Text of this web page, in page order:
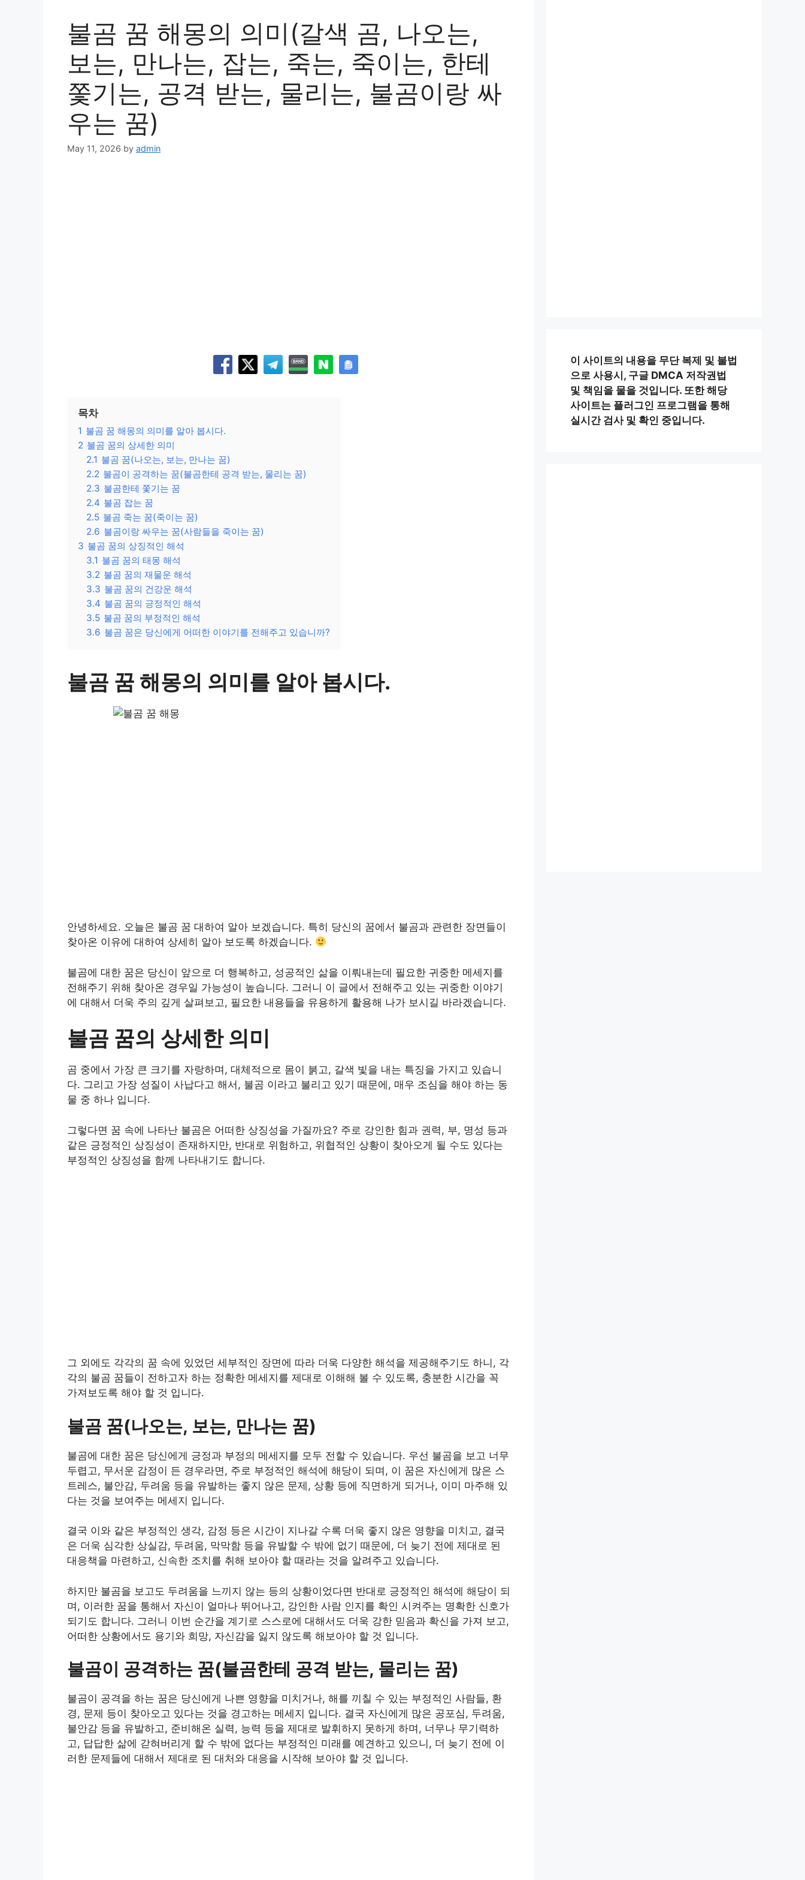
불곰 꿈 해몽의 의미(갈색 곰, 나오는,
보는, 만나는, 잡는, 죽는, 죽이는, 한테
쫓기는, 공격 받는, 물리는, 불곰이랑 싸
우는 꿈)
May 11, 2026 by admin
목차
1 불곰 꿈 해몽의 의미를 알아 봅시다.
2 불곰 꿈의 상세한 의미
2.1 불곰 꿈(나오는, 보는, 만나는 꿈)
2.2 불곰이 공격하는 꿈(불곰한테 공격 받는, 물리는 꿈)
2.3 불곰한테 쫓기는 꿈
2.4 불곰 잡는 꿈
2.5 불곰 죽는 꿈(죽이는 꿈)
2.6 불곰이랑 싸우는 꿈(사람들을 죽이는 꿈)
3 불곰 꿈의 상징적인 해석
3.1 불곰 꿈의 태몽 해석
3.2 불곰 꿈의 재물운 해석
3.3 불곰 꿈의 건강운 해석
3.4 불곰 꿈의 긍정적인 해석
3.5 불곰 꿈의 부정적인 해석
3.6 불곰 꿈은 당신에게 어떠한 이야기를 전해주고 있습니까?
불곰 꿈 해몽의 의미를 알아 봅시다.
안녕하세요. 오늘은 불곰 꿈 대하여 알아 보겠습니다. 특히 당신의 꿈에서 불곰과 관련한 장면들이
찾아온 이유에 대하여 상세히 알아 보도록 하겠습니다.
불곰에 대한 꿈은 당신이 앞으로 더 행복하고, 성공적인 삶을 이뤄내는데 필요한 귀중한 메세지를
전해주기 위해 찾아온 경우일 가능성이 높습니다. 그러니 이 글에서 전해주고 있는 귀중한 이야기
에 대해서 더욱 주의 깊게 살펴보고, 필요한 내용들을 유용하게 활용해 나가 보시길 바라겠습니다.
불곰 꿈의 상세한 의미
곰 중에서 가장 큰 크기를 자랑하며, 대체적으로 몸이 붉고, 갈색 빛을 내는 특징을 가지고 있습니
다. 그리고 가장 성질이 사납다고 해서, 불곰 이라고 불리고 있기 때문에, 매우 조심을 해야 하는 동
물 중 하나 입니다.
그렇다면 꿈 속에 나타난 불곰은 어떠한 상징성을 가질까요? 주로 강인한 힘과 권력, 부, 명성 등과
같은 긍정적인 상징성이 존재하지만, 반대로 위험하고, 위협적인 상황이 찾아오게 될 수도 있다는
부정적인 상징성을 함께 나타내기도 합니다.
그 외에도 각각의 꿈 속에 있었던 세부적인 장면에 따라 더욱 다양한 해석을 제공해주기도 하니, 각
각의 불곰 꿈들이 전하고자 하는 정확한 메세지를 제대로 이해해 볼 수 있도록, 충분한 시간을 꼭
가져보도록 해야 할 것 입니다.
불곰 꿈(나오는, 보는, 만나는 꿈)
불곰에 대한 꿈은 당신에게 긍정과 부정의 메세지를 모두 전할 수 있습니다. 우선 불곰을 보고 너무
두렵고, 무서운 감정이 든 경우라면, 주로 부정적인 해석에 해당이 되며, 이 꿈은 자신에게 많은 스
트레스, 불안감, 두려움 등을 유발하는 좋지 않은 문제, 상황 등에 직면하게 되거나, 이미 마주해 있
다는 것을 보여주는 메세지 입니다.
결국 이와 같은 부정적인 생각, 감정 등은 시간이 지나갈 수록 더욱 좋지 않은 영향을 미치고, 결국
은 더욱 심각한 상실감, 두려움, 막막함 등을 유발할 수 밖에 없기 때문에, 더 늦기 전에 제대로 된
대응책을 마련하고, 신속한 조치를 취해 보아야 할 때라는 것을 알려주고 있습니다.
하지만 불곰을 보고도 두려움을 느끼지 않는 등의 상황이었다면 반대로 긍정적인 해석에 해당이 되
며, 이러한 꿈을 통해서 자신이 얼마나 뛰어나고, 강인한 사람 인지를 확인 시켜주는 명확한 신호가
되기도 합니다. 그러니 이번 순간을 계기로 스스로에 대해서도 더욱 강한 믿음과 확신을 가져 보고,
어떠한 상황에서도 용기와 희망, 자신감을 잃지 않도록 해보아야 할 것 입니다.
불곰이 공격하는 꿈(불곰한테 공격 받는, 물리는 꿈)
불곰이 공격을 하는 꿈은 당신에게 나쁜 영향을 미치거나, 해를 끼칠 수 있는 부정적인 사람들, 환
경, 문제 등이 찾아오고 있다는 것을 경고하는 메세지 입니다. 결국 자신에게 많은 공포심, 두려움,
불안감 등을 유발하고, 준비해온 실력, 능력 등을 제대로 발휘하지 못하게 하며, 너무나 무기력하
고, 답답한 삶에 갇혀버리게 할 수 밖에 없다는 부정적인 미래를 예견하고 있으니, 더 늦기 전에 이
러한 문제들에 대해서 제대로 된 대처와 대응을 시작해 보아야 할 것 입니다.
이 사이트의 내용을 무단 복제 및 불법
으로 사용시, 구글 DMCA 저작권법
및 책임을 물을 것입니다. 또한 해당
사이트는 플러그인 프로그램을 통해
실시간 검사 및 확인 중입니다.